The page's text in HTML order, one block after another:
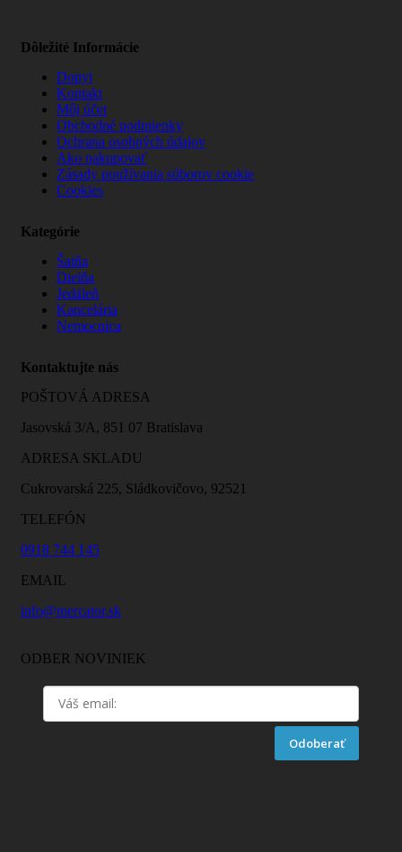
Dôležité Informácie
Dopyt
Kontakt
Môj účet
Obchodné podmienky
Ochrana osobných údajov
Ako nakupovať
Zásady používania súborov cookie
Cookies
Kategórie
Šatňa
Dielňa
Jedáleň
Kancelária
Nemocnica
Kontaktujte nás
POŠTOVÁ ADRESA
Jasovská 3/A, 851 07 Bratislava
ADRESA SKLADU
Cukrovarská 225, Sládkovičovo, 92521
TELEFÓN
0918 744 145
EMAIL
info@mercator.sk
ODBER NOVINIEK
Odoberať